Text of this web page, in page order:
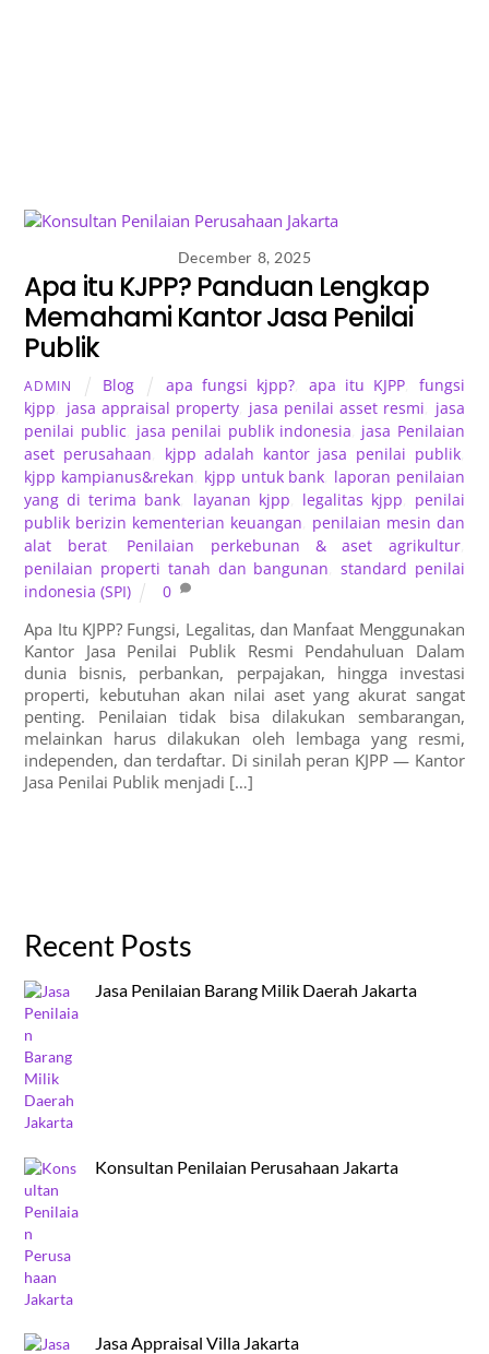
December 8, 2025
Apa itu KJPP? Panduan Lengkap
Memahami Kantor Jasa Penilai
Publik
ADMIN Blog apa fungsi kjpp? apa itu KJPP
fungsi
kjpp
jasa appraisal property, jasa penilai asset resmi
jasa
penilai public
jasa penilai publik indonesia
jasa Penilaian
aset perusahaan
kjpp adalah kantor jasa penilai publik,
kjpp kampianus&rekan
kjpp untuk bank laporan penilaian
yang di terima bank
layanan kjpp legalitas kjpp
penilai
publik berizin kementerian keuangan
penilaian mesin dan
alat berat, Penilaian perkebunan & aset agrikultur,
penilaian properti tanah dan bangunan
standard penilai
indonesia (SPI)
0
Apa Itu KJPP? Fungsi, Legalitas, dan Manfaat Menggunakan
Kantor Jasa Penilai Publik Resmi Pendahuluan Dalam
dunia bisnis, perbankan, perpajakan, hingga investasi
properti, kebutuhan akan nilai aset yang akurat sangat
penting. Penilaian tidak bisa dilakukan sembarangan,
melainkan harus dilakukan oleh lembaga yang resmi,
independen, dan terdaftar. Di sinilah peran KJPP — Kantor
Jasa Penilai Publik menjadi […]
Recent Posts
Jasa Penilaian Barang Milik Daerah Jakarta
Konsultan Penilaian Perusahaan Jakarta
Jasa Appraisal Villa Jakarta